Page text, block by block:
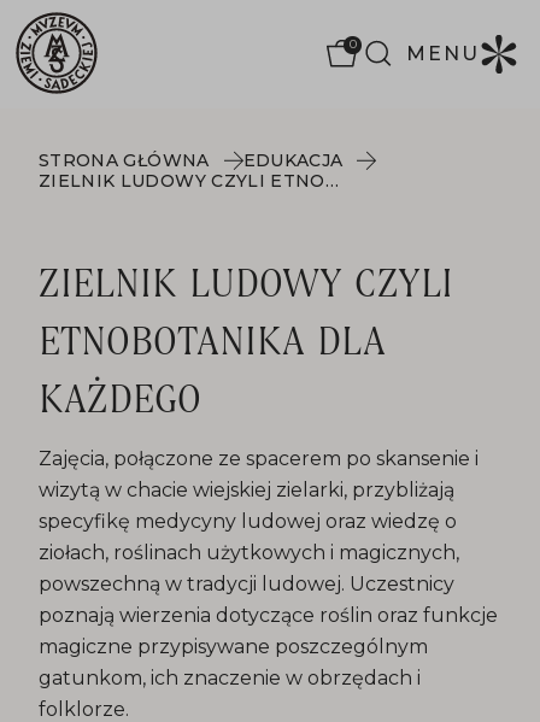
0 MENU
STRONA GŁÓWNA
EDUKACJA
ZIELNIK LUDOWY CZYLI ETNOBOTANIKA DLA KAŻDEGO
ZIELNIK LUDOWY CZYLI
ETNOBOTANIKA DLA
KAŻDEGO
Zajęcia, połączone ze spacerem po skansenie i
wizytą w chacie wiejskiej zielarki, przybliżają
specyfikę medycyny ludowej oraz wiedzę o
ziołach, roślinach użytkowych i magicznych,
powszechną w tradycji ludowej. Uczestnicy
poznają wierzenia dotyczące roślin oraz funkcje
magiczne przypisywane poszczególnym
gatunkom, ich znaczenie w obrzędach i
folklorze.